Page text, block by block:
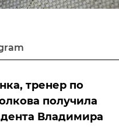
тренер по
получила
Владимира